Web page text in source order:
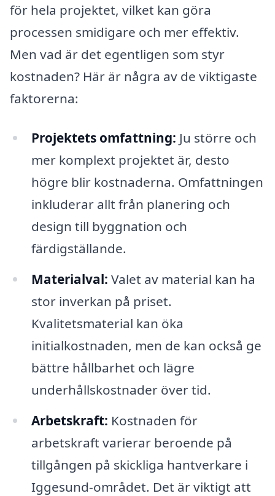
för hela projektet, vilket kan göra
processen smidigare och mer effektiv.
Men vad är det egentligen som styr
kostnaden? Här är några av de viktigaste
faktorerna:
Projektets omfattning: Ju större och
mer komplext projektet är, desto
högre blir kostnaderna. Omfattningen
inkluderar allt från planering och
design till byggnation och
färdigställande.
Materialval: Valet av material kan ha
stor inverkan på priset.
Kvalitetsmaterial kan öka
initialkostnaden, men de kan också ge
bättre hållbarhet och lägre
underhållskostnader över tid.
Arbetskraft: Kostnaden för
arbetskraft varierar beroende på
tillgången på skickliga hantverkare i
Iggesund-området. Det är viktigt att